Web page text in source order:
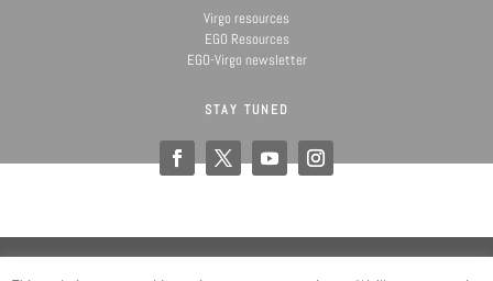
Virgo resources
EGO Resources
EGO-Virgo newsletter
STAY TUNED